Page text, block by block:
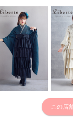
この店